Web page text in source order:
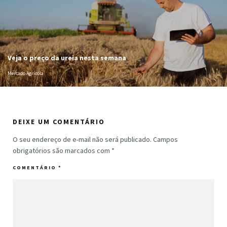
Veja o preço da ureia nesta semana
Mercado Agrícola
DEIXE UM COMENTÁRIO
O seu endereço de e-mail não será publicado. Campos
obrigatórios são marcados com *
COMENTÁRIO *